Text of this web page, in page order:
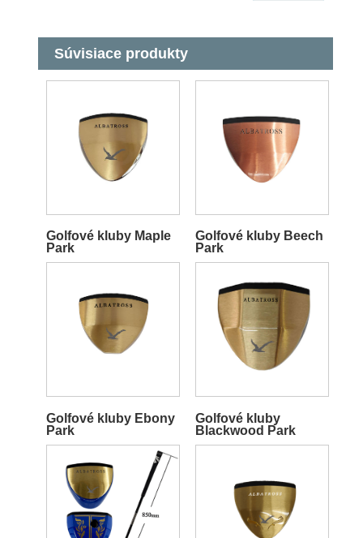
Súvisiace produkty
Golfové kluby Maple
Park
Golfové kluby Beech
Park
Golfové kluby Ebony
Park
Golfové kluby
Blackwood Park